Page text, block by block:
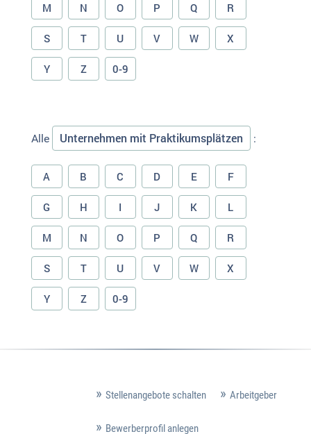
M N O P Q R
S T U V W X
Y Z 0-9
Alle Unternehmen mit Praktikumsplätzen :
A B C D E F
G H I J K L
M N O P Q R
S T U V W X
Y Z 0-9
Stellenangebote schalten Arbeitgeber
Bewerberprofil anlegen